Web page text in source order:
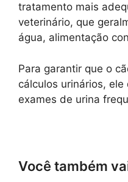
tratamento mais
veterinário, que
água, alimentação
Para garantir que o
cálculos urinários,
exames de urina
Você também